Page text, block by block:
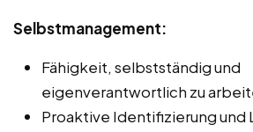
Selbstmanagement:
Fähigkeit, selbstständig und
eigenverantwortlich zu
Proaktive Identifizierung und